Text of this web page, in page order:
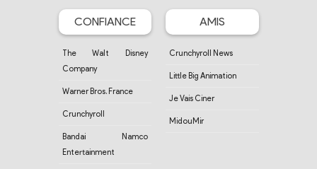
CONFIANCE
The Walt Disney
Company
Warner Bros. France
Crunchyroll
Bandai Namco
Entertainment
AMIS
Crunchyroll News
Little Big Animation
Je Vais Ciner
MidouMir